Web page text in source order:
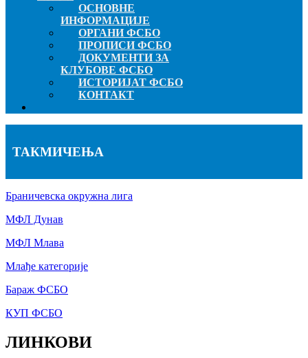
ОСНОВНЕ
ИНФОРМАЦИЈЕ
ОРГАНИ ФСБО
ПРОПИСИ ФСБО
ДОКУМЕНТИ ЗА
КЛУБОВЕ ФСБО
ИСТОРИЈАТ ФСБО
КОНТАКТ
ТАКМИЧЕЊА
Браничевска окружна лига
МФЛ Дунав
МФЛ Млава
Млађе категорије
Бараж ФСБО
КУП ФСБО
ЛИНКОВИ